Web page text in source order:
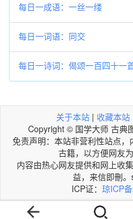
每日一成语：一丝一缕
每日一词语：同交
每日一诗词：偈颂一百四十一
关于本站 | 收藏本站
Copyright © 国学大师 古典
免责声明：本站非营利性站点
古籍，以方便网友
内容由热心网友提供和网上收
益，来信即刪
ICP证： 琼ICP